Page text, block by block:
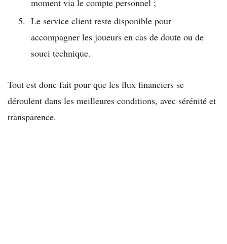
moment via le compte personnel ;
Le service client reste disponible pour
accompagner les joueurs en cas de doute ou de
souci technique.
Tout est donc fait pour que les flux financiers se
déroulent dans les meilleures conditions, avec sérénité et
transparence.